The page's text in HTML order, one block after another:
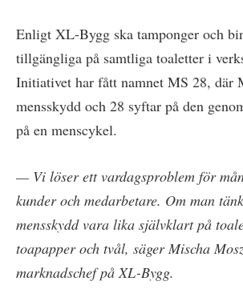
Enligt XL-Bygg ska tamponger och
tillgängliga på samtliga toaletter i
Initiativet har fått namnet MS 28, där
mensskydd och 28 syftar på den
på en menscykel.
— Vi löser ett vardagsproblem för
kunder och medarbetare. Om man
mensskydd vara lika självklart på
toapapper och tvål, säger Mischa
marknadschef på XL-Bygg.